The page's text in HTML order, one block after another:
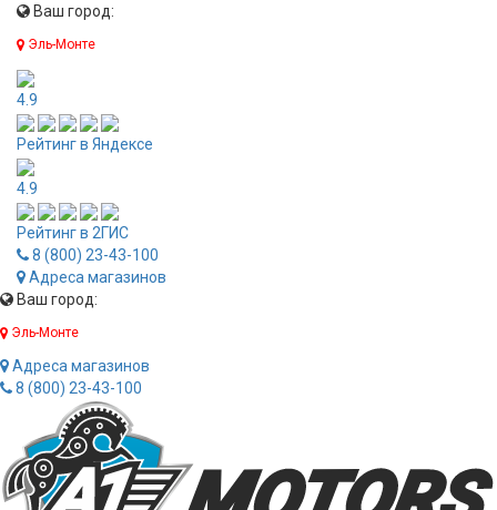
Ваш город:
Эль-Монте
4.9
Рейтинг в Яндексе
4.9
Рейтинг в 2ГИС
8 (800) 23-43-100
Адреса магазинов
Ваш город:
Эль-Монте
Адреса магазинов
8 (800) 23-43-100